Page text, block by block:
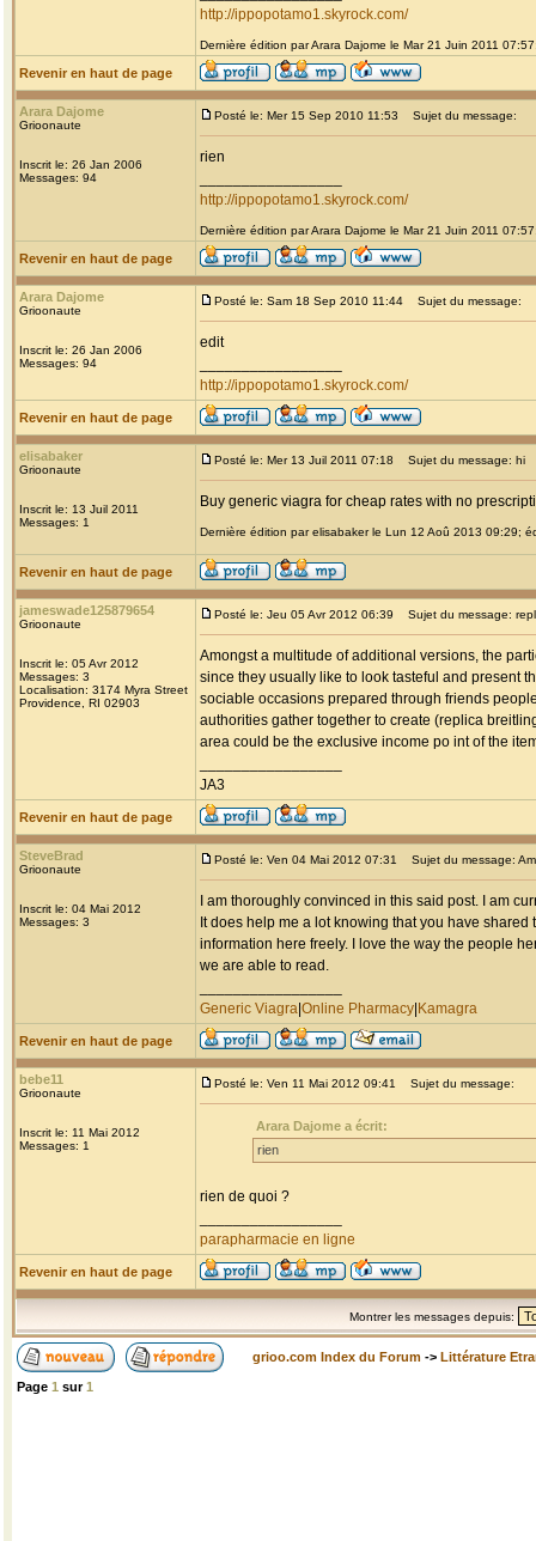
http://ippopotamo1.skyrock.com/
Dernière édition par Arara Dajome le Mar 21 Juin 2011
Revenir en haut de page
Arara Dajome
Grioonaute
Inscrit le: 26 Jan 2006
Messages: 94
Posté le: Mer 15 Sep 2010 11:53 Sujet du message:
rien
http://ippopotamo1.skyrock.com/
Dernière édition par Arara Dajome le Mar 21 Juin 2011
Revenir en haut de page
Arara Dajome
Grioonaute
Inscrit le: 26 Jan 2006
Messages: 94
Posté le: Sam 18 Sep 2010 11:44 Sujet du message:
edit
http://ippopotamo1.skyrock.com/
Revenir en haut de page
elisabaker
Grioonaute
Inscrit le: 13 Juil 2011
Messages: 1
Posté le: Mer 13 Juil 2011 07:18 Sujet du message: hi
Buy generic viagra for cheap rates with no
Dernière édition par elisabaker le Lun 12 Aoû 2013 09:29;
Revenir en haut de page
jameswade125879654
Grioonaute
Inscrit le: 05 Avr 2012
Messages: 3
Localisation: 3174 Myra Street
Providence, RI 02903
Posté le: Jeu 05 Avr 2012 06:39 Sujet du message:
Amongst a multitude of additional versions, the
since they usually like to look tasteful and present
sociable occasions prepared through friends
authorities gather together to create (replica
area could be the exclusive income po int of the
JA3
Revenir en haut de page
SteveBrad
Grioonaute
Inscrit le: 04 Mai 2012
Messages: 3
Posté le: Ven 04 Mai 2012 07:31 Sujet du message:
I am thoroughly convinced in this said post. I am
It does help me a lot knowing that you have shared
information here freely. I love the way the people
we are able to read.
Generic Viagra Online Pharmacy Kamagra
Revenir en haut de page
bebe11
Grioonaute
Inscrit le: 11 Mai 2012
Messages: 1
Posté le: Ven 11 Mai 2012 09:41 Sujet du message:
Arara Dajome a écrit:
rien
rien de quoi ?
parapharmacie en ligne
Revenir en haut de page
Montrer les messages depuis:
grioo.com Index du Forum -> Littérature
Page 1 sur1